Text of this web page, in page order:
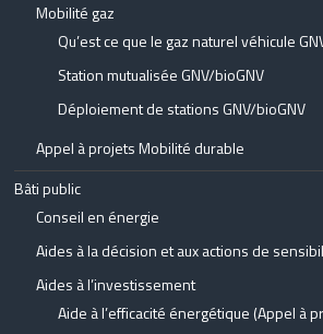
Mobilité gaz
Qu’est ce que le gaz naturel véhicule
Station mutualisée GNV/bioGNV
Déploiement de stations GNV/bioGNV
Appel à projets Mobilité durable
Bâti public
Conseil en énergie
Aides à la décision et aux actions de
Aides à l’investissement
Aide à l’efficacité énergétique (Appel à